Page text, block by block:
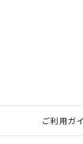
ご利用ガ